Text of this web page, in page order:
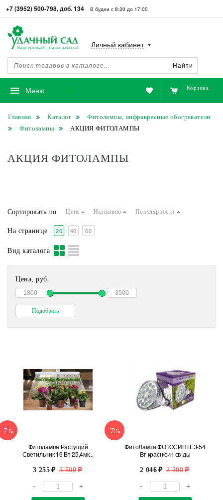
+7 (3952) 500-798, доб. 134 В будни с 8:30 до 17:00
Найти
Личный кабинет
Меню Корзина
Главная Каталог
Фитолампы, инфракрасные обогреватели
Фитолампы
АКЦИЯ ФИТОЛАМПЫ
АКЦИЯ ФИТОЛАМПЫ
Сортировать по Цене Названию Популярности
На странице 20 40 60
Вид каталога
Цена, руб.
-7%
Фитолампа Растущий
Светильник 16 Вт 25,4мк...
3 255 3 500
- +
-7%
ФитоЛампа ФОТОСИНТЕЗ-54
Вт красн/син св-ды
2 046 2 200
- +